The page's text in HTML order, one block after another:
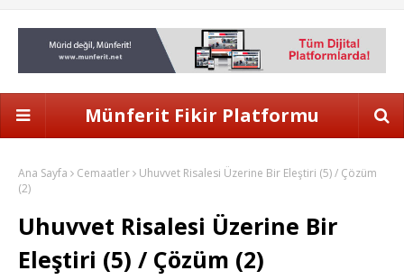
Münferit Fikir Platformu
Ana Sayfa Cemaatler
Uhuvvet Risalesi Üzerine Bir Eleştiri (5) / Çözüm
(2)
Uhuvvet Risalesi Üzerine Bir
Eleştiri (5) / Çözüm (2)